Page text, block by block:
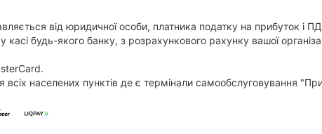
від юридичної особи, платника податку на прибуток і
будь-якого банку, з розрахункового рахунку вашої
населених пунктів де є термінали самообслуговування